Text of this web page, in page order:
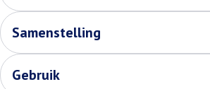
Samenstelling
Gebruik